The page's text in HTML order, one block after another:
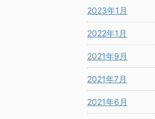
2023年1月
2022年1月
2021年9月
2021年7月
2021年6月